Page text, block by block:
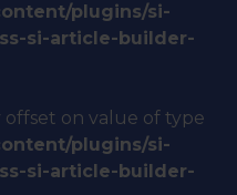
plugins/si-
si-article-builder-
offset on value of type
plugins/si-
si-article-builder-